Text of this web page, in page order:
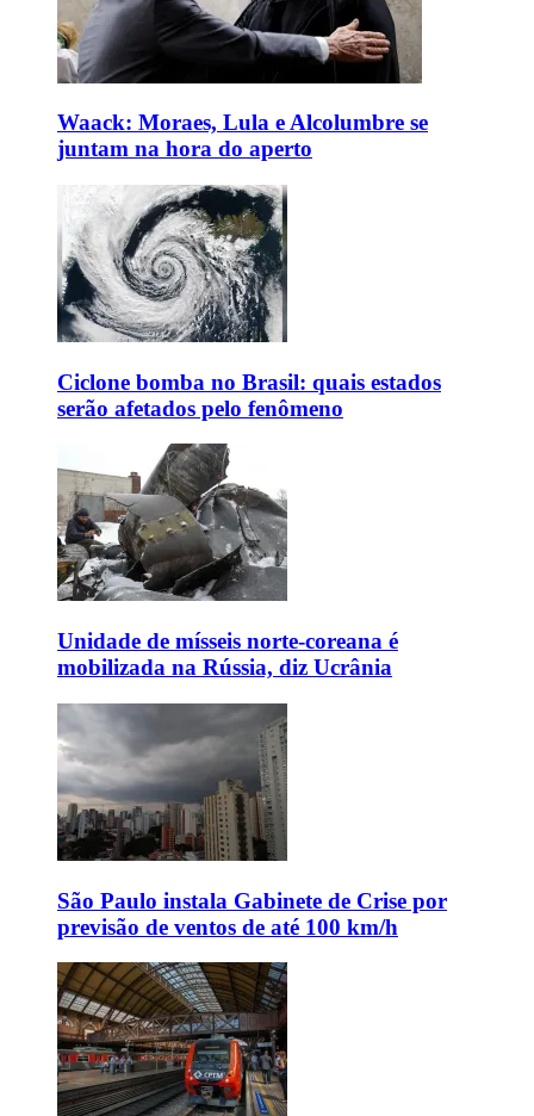
Waack: Moraes, Lula e Alcolumbre se
juntam na hora do aperto
Ciclone bomba no Brasil: quais estados
serão afetados pelo fenômeno
Unidade de mísseis norte-coreana é
mobilizada na Rússia, diz Ucrânia
São Paulo instala Gabinete de Crise por
previsão de ventos de até 100 km/h